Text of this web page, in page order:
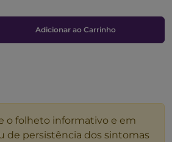
Adicionar ao Carrinho
o folheto informativo e em
de persistência dos sintomas